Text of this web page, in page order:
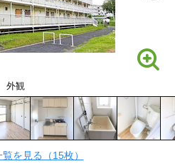
外観
を見る（15枚）